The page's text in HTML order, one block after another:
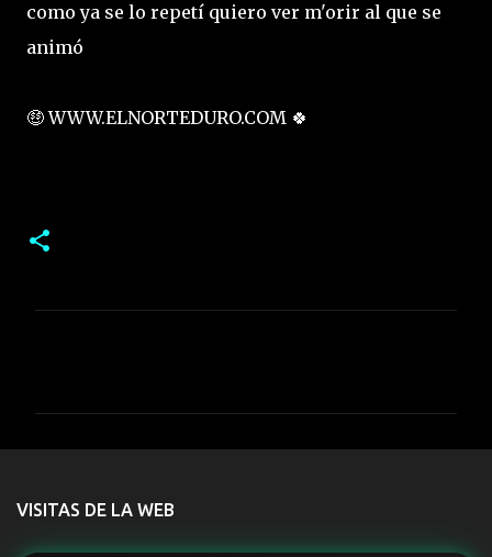
como ya se lo repetí quiero ver m'orir al que se
animó
🤑 WWW.ELNORTEDURO.COM 🍀
t
VISITAS DE LA WEB